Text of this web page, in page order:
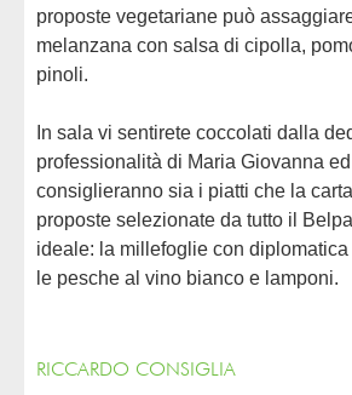
proposte vegetariane può
melanzana con salsa di cipolla,
pinoli.
professionalità di Maria Giovanna
consiglieranno sia i piatti che la
proposte selezionate da tutto il
ideale: la millefoglie con
le pesche al vino bianco e lamponi.
RICCARDO CONSIGLIA